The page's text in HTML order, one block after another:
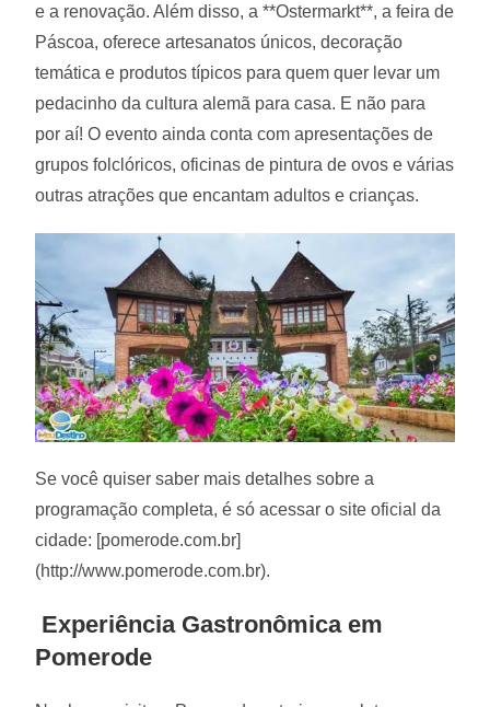
e a renovação. Além disso, a **Ostermarkt**, a feira de
Páscoa, oferece artesanatos únicos, decoração
temática e produtos típicos para quem quer levar um
pedacinho da cultura alemã para casa. E não para
por aí! O evento ainda conta com apresentações de
grupos folclóricos, oficinas de pintura de ovos e várias
outras atrações que encantam adultos e crianças.
Se você quiser saber mais detalhes sobre a
programação completa, é só acessar o site oficial da
cidade: [pomerode.com.br]
(http://www.pomerode.com.br).
Experiência Gastronômica em
Pomerode